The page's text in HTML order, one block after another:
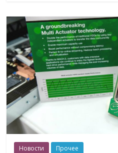
Новости Прочее